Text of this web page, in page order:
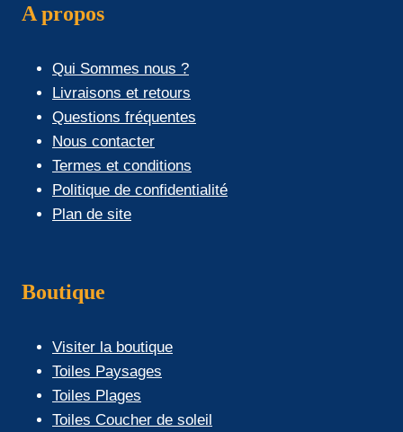
A propos
Qui Sommes nous ?
Livraisons et retours
Questions fréquentes
Nous contacter
Termes et conditions
Politique de confidentialité
Plan de site
Boutique
Visiter la boutique
Toiles Paysages
Toiles Plages
Toiles Coucher de soleil